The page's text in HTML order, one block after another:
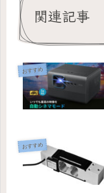
関連記事
おすすめ
おすすめ